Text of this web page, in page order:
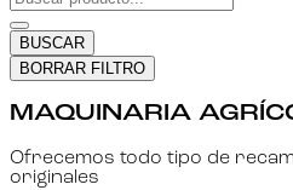
BUSCAR
BORRAR FILTRO
MAQUINARIA
Ofrecemos todo tipo de
originales